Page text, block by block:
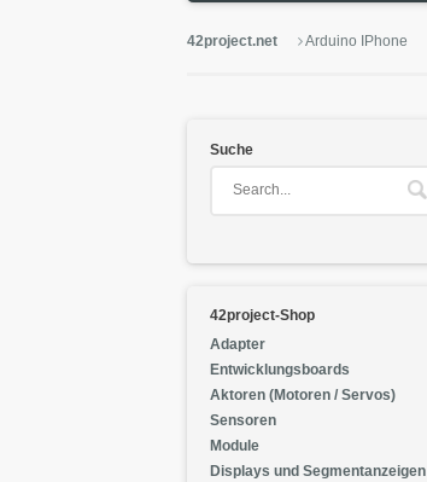
42project.net Arduino IPhone
Suche
42project-Shop
Adapter
Entwicklungsboards
Aktoren (Motoren / Servos)
Sensoren
Module
Displays und Segmentanzeigen